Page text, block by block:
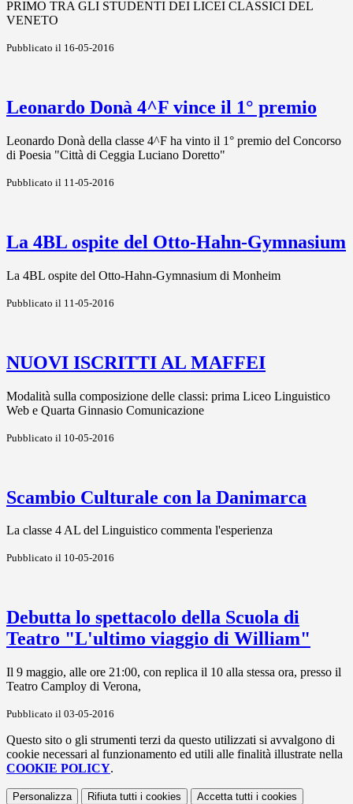
PRIMO TRA GLI STUDENTI DEI LICEI CLASSICI DEL
VENETO
Pubblicato il 16-05-2016
Leonardo Donà 4^F vince il 1° premio
Leonardo Donà della classe 4^F ha vinto il 1° premio del Concorso
di Poesia "Città di Ceggia Luciano Doretto"
Pubblicato il 11-05-2016
La 4BL ospite del Otto-Hahn-Gymnasium
La 4BL ospite del Otto-Hahn-Gymnasium di Monheim
Pubblicato il 11-05-2016
NUOVI ISCRITTI AL MAFFEI
Modalità sulla composizione delle classi: prima Liceo Linguistico
Web e Quarta Ginnasio Comunicazione
Pubblicato il 10-05-2016
Scambio Culturale con la Danimarca
La classe 4 AL del Linguistico commenta l'esperienza
Pubblicato il 10-05-2016
Debutta lo spettacolo della Scuola di
Teatro "L'ultimo viaggio di William"
Il 9 maggio, alle ore 21:00, con replica il 10 alla stessa ora, presso il
Teatro Camploy di Verona,
Pubblicato il 03-05-2016
Questo sito o gli strumenti terzi da questo utilizzati si avvalgono di
cookie necessari al funzionamento ed utili alle finalità illustrate nella
COOKIE POLICY.
Personalizza Rifiuta tutti i cookies Accetta tutti i cookies